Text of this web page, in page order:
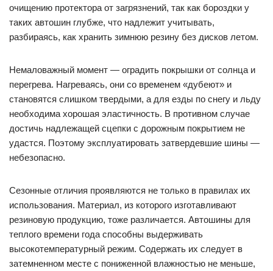
очищению протектора от загрязнений, так как бороздки у
таких автошин глубже, что надлежит учитывать,
разбираясь, как хранить зимнюю резину без дисков летом.
Немаловажный момент — оградить покрышки от солнца и
перегрева. Нагреваясь, они со временем «дубеют» и
становятся слишком твердыми, а для езды по снегу и льду
необходима хорошая эластичность. В противном случае
достичь надлежащей сцепки с дорожным покрытием не
удастся. Поэтому эксплуатировать затвердевшие шины —
небезопасно.
Сезонные отличия проявляются не только в правилах их
использования. Материал, из которого изготавливают
резиновую продукцию, тоже различается. Автошины для
теплого времени года способны выдерживать
высокотемпературный режим. Содержать их следует в
затемненном месте с пониженной влажностью не меньше,